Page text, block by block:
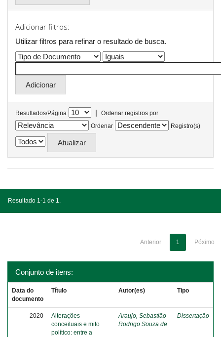
Adicionar filtros:
Utilizar filtros para refinar o resultado de busca.
Resultados/Página |
Ordenar registros por
Ordenar
Registro(s)
Resultado 1-1 de 1.
Anterior 1 Póximo
Conjunto de itens:
Data do
documento
Título Autor(es) Tipo
2020
Alterações
conceituais e mito
político: entre a
Araujo, Sebastião
Rodrigo Souza de
Dissertação